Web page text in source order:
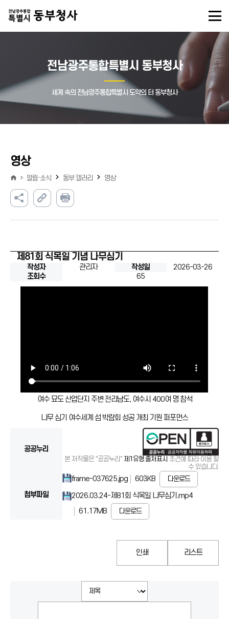
전남광주통합특별시 동부청사
세계 속의 전남광주통합특별시 도약의 터 동부청사
영상
알림·소식 동부 갤러리 영상
제81회 식목일 기념 나무심기
작성자 관리자 작성일
2026-03-26
조회수
65
여수 묘도 산업단지 주변 전라남도, 여수시 400여 명 참석
나무 심기 여수세계 섬 박람회 성공 개최 기원 퍼포먼스
공공누리
본 저작물은 "공공누리" 제1유형:출처표시 조건에 따라 이용 할
수 있습니다.
첨부파일
frame-037625.jpg 603KB 다운로드
2026.03.24-제81회 식목일 나무심기.mp4
61.17MB
다운로드
인쇄 리스트